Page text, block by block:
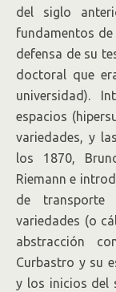
del siglo
fundamentos
defensa de su
doctoral que
universidad).
espacios
variedades, y
los 1870,
Riemann e
de transporte
variedades (o
abstracción
Curbastro y su
y los inicios del